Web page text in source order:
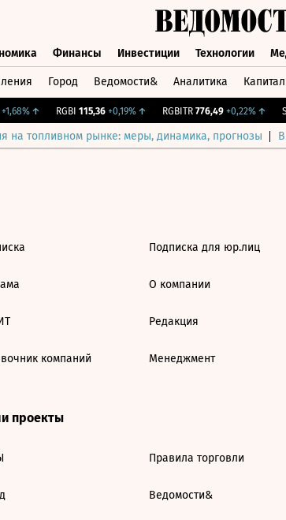
Финансы Инвестиции Технологии
Город Ведомости& Аналитика Капитал
↑ RGBI 115,36 +0,19%↑ RGBITR 776,49 +0,22%↑
на топливном рынке: меры, динамика, прогнозы
компаний
Подписка для юр.лиц
О компании
Редакция
Менеджмент
проекты
Правила торговли
Ведомости&